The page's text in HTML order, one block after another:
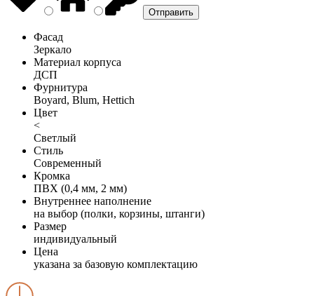
Фасад
Зеркало
Материал корпуса
ДСП
Фурнитура
Boyard, Blum, Hettich
Цвет
<
Светлый
Стиль
Современный
Кромка
ПВХ (0,4 мм, 2 мм)
Внутреннее наполнение
на выбор (полки, корзины, штанги)
Размер
индивидуальный
Цена
указана за базовую комплектацию